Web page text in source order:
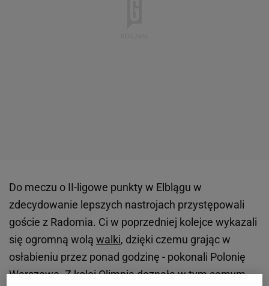
Do meczu o II-ligowe punkty w Elblągu w
zdecydowanie lepszych nastrojach przystępowali
goście z Radomia. Ci w poprzedniej kolejce wykazali
się ogromną wolą walki, dzięki czemu grając w
osłabieniu przez ponad godzinę - pokonali Polonię
Warszawa. Z kolei Olimpia doznała w tym samym